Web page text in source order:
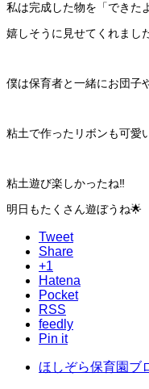
私は完成した物を「できた
嬉しそうに見せてくれまし
僕は保育者と一緒にお団子
粘土で作ったリボンも可愛
粘土遊び楽しかったね‼️
明日もたくさん遊ぼうね🌟
Tweet
Share
+1
Hatena
Pocket
RSS
feedly
Pin it
ほしぞら保育園ブ